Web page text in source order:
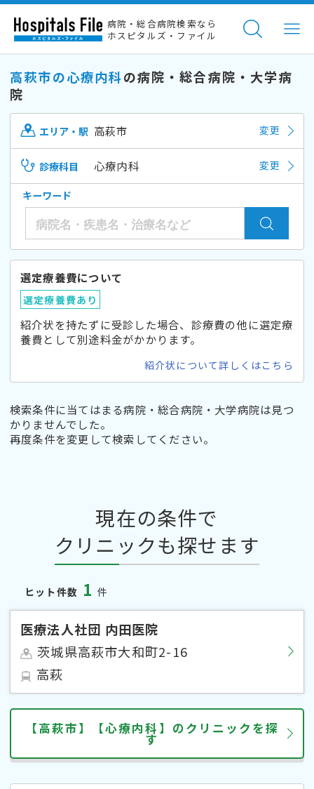
病院・総合病院検索なら
ホスピタルズ・ファイル
高萩市の心療内科の病院・総合病院・大学病
院
エリア・駅 高萩市 変更
診療科目 心療内科 変更
キーワード
選定療養費について
選定療養費あり
紹介状を持たずに受診した場合、診療費の他に選定療
養費として別途料金がかかります。
紹介状について詳しくはこちら
検索条件に当てはまる病院・総合病院・大学病院は見つ
かりませんでした。
再度条件を変更して検索してください。
現在の条件で
クリニックも探せます
ヒット件数 1 件
医療法人社団 内田医院
茨城県高萩市大和町2-16
高萩
【高萩市】【心療内科】のクリニックを探
す